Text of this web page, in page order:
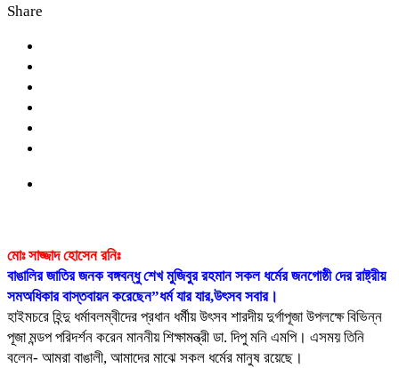
Share
মোঃ সাজ্জাদ হোসেন রনিঃ
বাঙালির জাতির জনক বঙ্গবন্ধু শেখ মুজিবুর রহমান সকল ধর্মের জনগোষ্ঠী দের রাষ্ট্রীয়
সমঅধিকার বাস্তবায়ন করেছেন”ধর্ম যার যার,উৎসব সবার।
হাইমচরে হিন্দু ধর্মাবলম্বীদের প্রধান ধর্মীয় উৎসব শারদীয় দুর্গাপূজা উপলক্ষে বিভিন্ন
পূজা মন্ডপ পরিদর্শন করেন মাননীয় শিক্ষামন্ত্রী ডা. দিপু মনি এমপি। এসময় তিনি
বলেন- আমরা বাঙালী, আমাদের মাঝে সকল ধর্মের মানুষ রয়েছে।